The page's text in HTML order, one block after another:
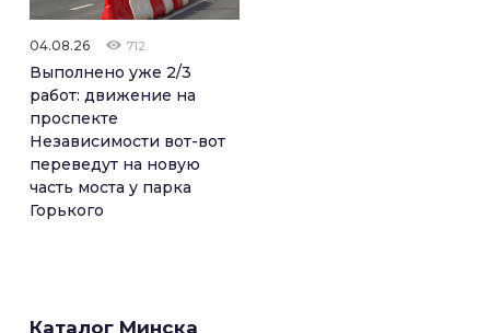
04.08.26 712
Выполнено уже 2/3
работ: движение на
проспекте
Независимости вот-вот
переведут на новую
часть моста у парка
Горького
Каталог Минска